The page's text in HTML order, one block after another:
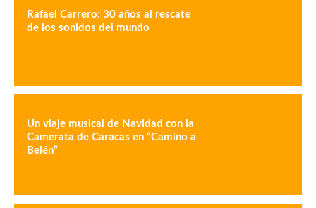
Rafael Carrero: 30 años al rescate
de los sonidos del mundo
Un viaje musical de Navidad con la
Camerata de Caracas en “Camino a
Belén”